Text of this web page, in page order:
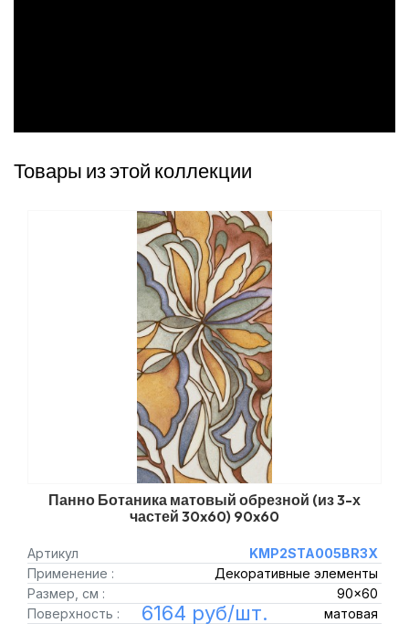
Товары из этой коллекции
Панно Ботаника матовый обрезной (из 3-х
частей 30x60) 90x60
Артикул
KMP2STA005BR3X
Применение :
Декоративные элементы
Размер, см :
90x60
Поверхность :
матовая
6164 руб/шт.